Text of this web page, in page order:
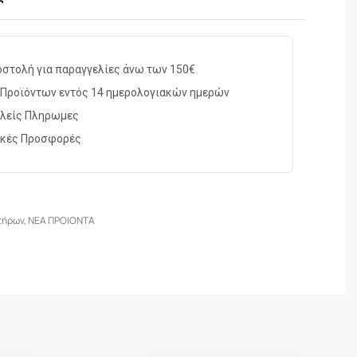
Pistol Performance
Jericho, CZ, Beretta, Tanfoglio .
18 gr
για παραγγελίες άνω των 150€
εντός 14 ημερολογιακών ημερών
Πληρωμες
Προσφορές
, ΝΕΑ ΠΡΟΙΟΝΤΑ